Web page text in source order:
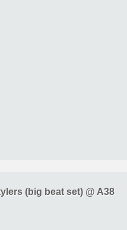
(big beat set) @ A38